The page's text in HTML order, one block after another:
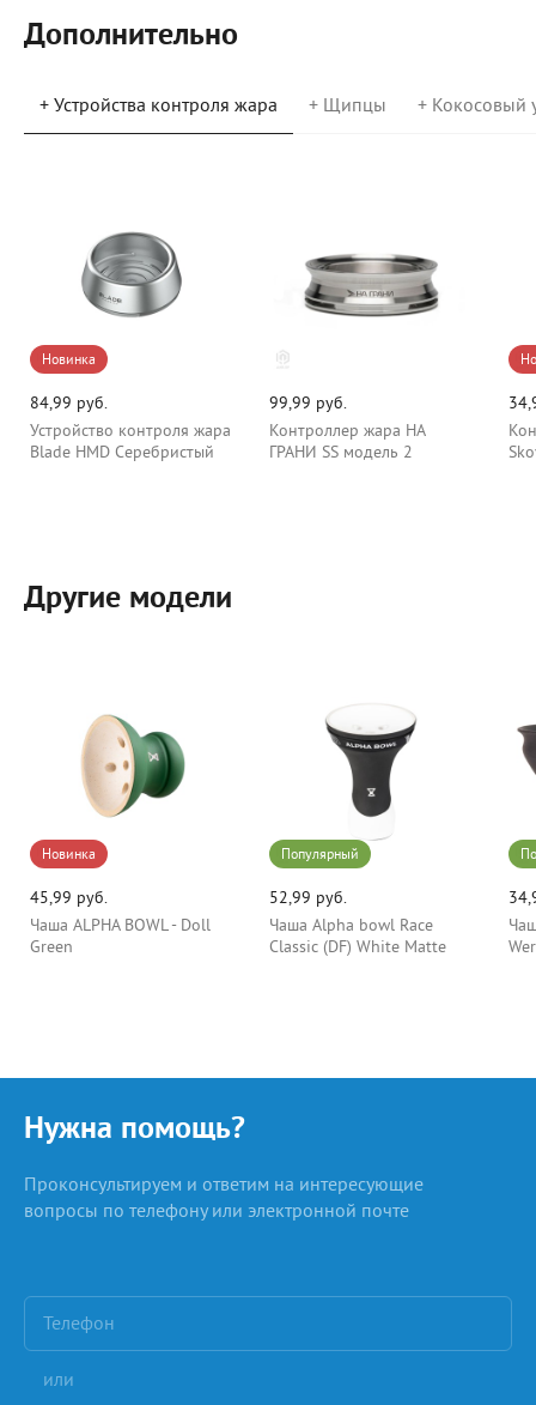
Дополнительно
+ Устройства контроля жара + Щипцы + Кокосовый
Новинка
84,99 руб.
Устройство контроля жара
Blade HMD Серебристый
99,99 руб.
Контроллер жара НА
ГРАНИ SS модель 2
Другие модели
Новинка
45,99 руб.
Чаша ALPHA BOWL - Doll
Green
Популярный
52,99 руб.
Чаша Alpha bowl Race
Classic (DF) White Matte
Нужна помощь?
Проконсультируем и ответим на интересующие
вопросы по телефону или электронной почте
или